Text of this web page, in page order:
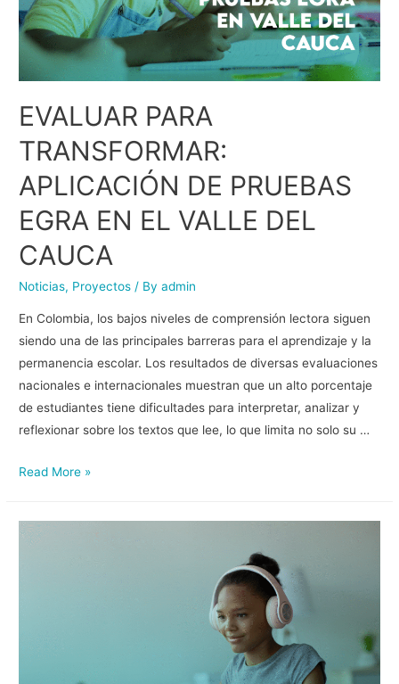
EVALUAR PARA
TRANSFORMAR:
APLICACIÓN DE PRUEBAS
EGRA EN EL VALLE DEL
CAUCA
Noticias, Proyectos / Byadmin
En Colombia, los bajos niveles de comprensión lectora siguen
siendo una de las principales barreras para el aprendizaje y la
permanencia escolar. Los resultados de diversas evaluaciones
nacionales e internacionales muestran que un alto porcentaje
de estudiantes tiene dificultades para interpretar, analizar y
reflexionar sobre los textos que lee, lo que limita no solo su …
Read More »